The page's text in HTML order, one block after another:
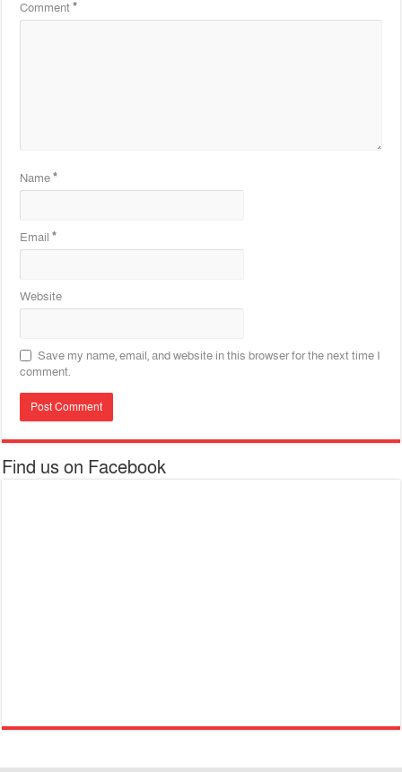
Comment*
Name*
Email*
Website
Save my name, email, and website in this browser for the next time I
comment.
Find us on Facebook